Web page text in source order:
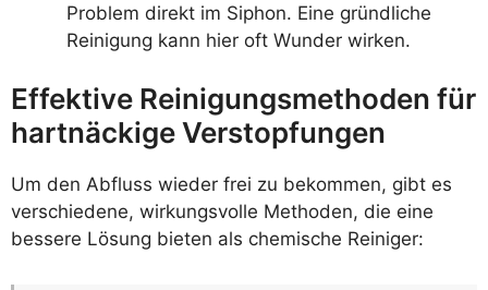
Problem direkt im Siphon. Eine gründliche
Reinigung kann hier oft Wunder wirken.
Effektive Reinigungsmethoden für
hartnäckige Verstopfungen
Um den Abfluss wieder frei zu bekommen, gibt es
verschiedene, wirkungsvolle Methoden, die eine
bessere Lösung bieten als chemische Reiniger: